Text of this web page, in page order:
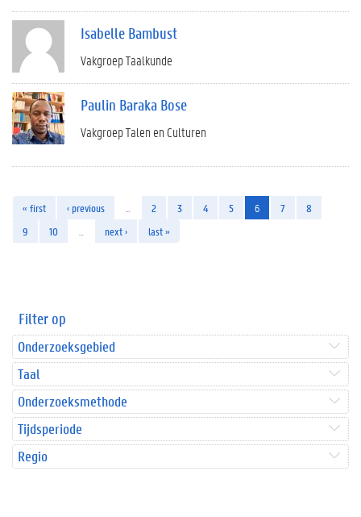
Isabelle Bambust
Vakgroep Taalkunde
Paulin Baraka Bose
Vakgroep Talen en Culturen
« first ‹ previous 2 3 4 5 6 7
8
9
10 next › last »
Filter op
Onderzoeksgebied
Taal
Onderzoeksmethode
Tijdsperiode
Regio